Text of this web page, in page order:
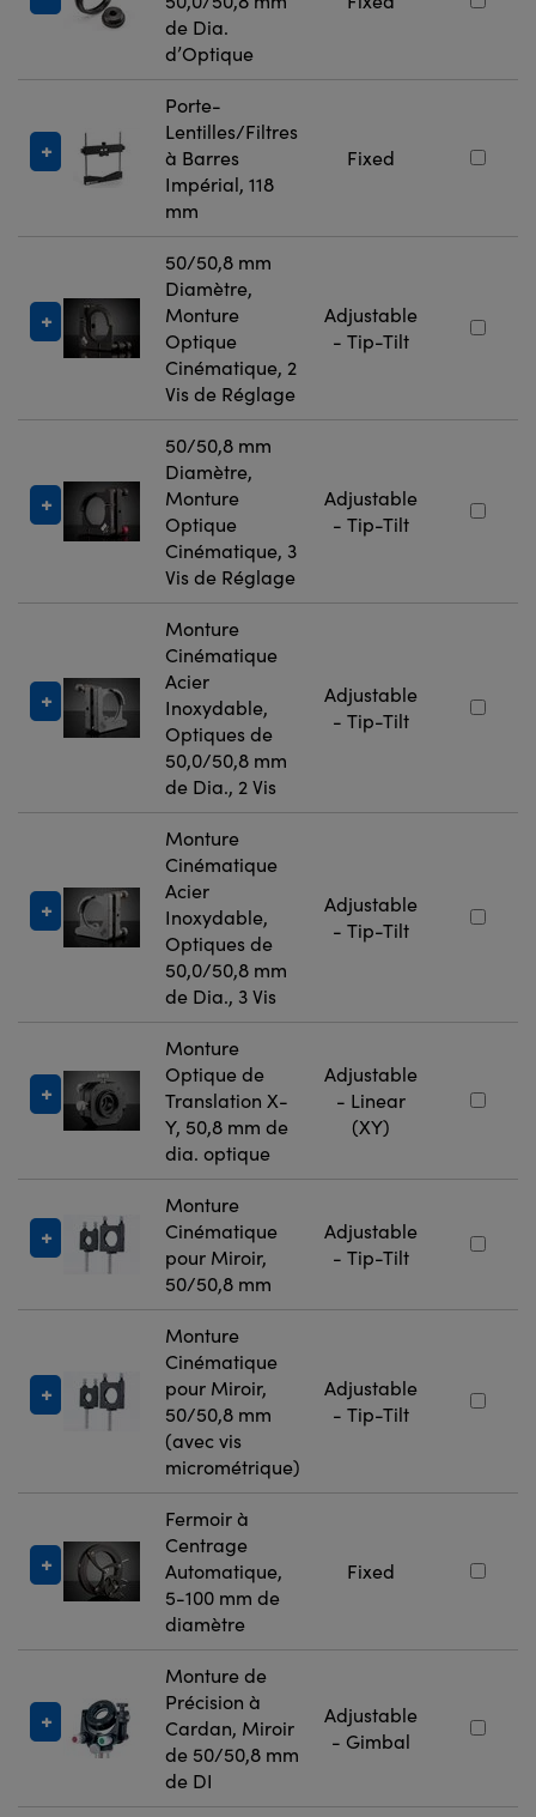
de Dia.
d’Optique
Porte-
Lentilles/Filtres
à Barres
Impérial, 118
mm
Fixed
50/50,8 mm
Diamètre,
Monture
Optique
Cinématique, 2
Vis de Réglage
Adjustable
- Tip-Tilt
50/50,8 mm
Diamètre,
Monture
Optique
Cinématique, 3
Vis de Réglage
Adjustable
- Tip-Tilt
Monture
Cinématique
Acier
Inoxydable,
Optiques de
50,0/50,8 mm
de Dia., 2 Vis
Adjustable
- Tip-Tilt
Monture
Cinématique
Acier
Inoxydable,
Optiques de
50,0/50,8 mm
de Dia., 3 Vis
Adjustable
- Tip-Tilt
Monture
Optique de
Translation X-
Y, 50,8 mm de
dia. optique
Adjustable
- Linear
(XY)
Monture
Cinématique
pour Miroir,
50/50,8 mm
Adjustable
- Tip-Tilt
Monture
Cinématique
pour Miroir,
50/50,8 mm
(avec vis
micrométrique)
Adjustable
- Tip-Tilt
Fermoir à
Centrage
Automatique,
5-100 mm de
diamètre
Fixed
Monture de
Précision à
Cardan, Miroir
de 50/50,8 mm
de DI
Adjustable
- Gimbal